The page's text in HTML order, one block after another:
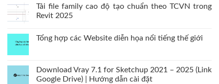
Tải file family cao độ tạo chuẩn theo TCVN trong
Revit 2025
Tổng hợp các Website diễn họa nổi tiếng thế giới
Download Vray 7.1 for Sketchup 2021 – 2025 (Link
Google Drive) | Hướng dẫn cài đặt